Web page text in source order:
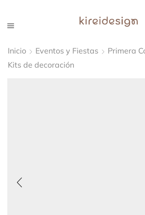
Inicio Eventos y Fiestas
Primera
Kits de decoración